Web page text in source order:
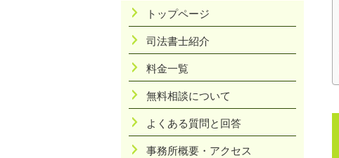
トップページ
司法書士紹介
料金一覧
無料相談について
よくある質問と回答
事務所概要・アクセス